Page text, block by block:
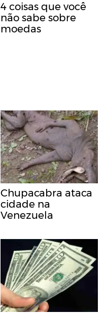
4 coisas que você
não sabe sobre
moedas
Chupacabra ataca
cidade na
Venezuela